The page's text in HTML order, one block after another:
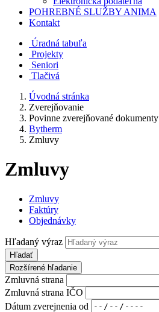
POHREBNÉ SLUŽBY ANIMA
Kontakt
Úradná tabuľa
Projekty
Seniori
Tlačivá
Úvodná stránka
Zverejňovanie
Povinne zverejňované dokumenty
Bytherm
Zmluvy
Zmluvy
Zmluvy
Faktúry
Objednávky
Hľadaný výraz
Hľadať
Rozšírené hľadanie
Zmluvná strana
Zmluvná strana IČO
Dátum zverejnenia od